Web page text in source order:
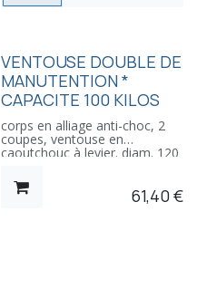
VENTOUSE DOUBLE DE
MANUTENTION *
CAPACITE 100 KILOS
corps en alliage anti-choc, 2
coupes, ventouse en
caoutchouc à levier. diam. 120
575 g Attention: en traction
verticale il faut diviser par 2 la
valeur de la charge indiquée.
61,40€